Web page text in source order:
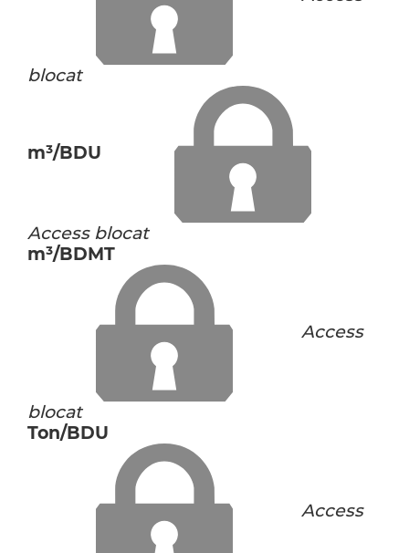
blocat
m³/BDU
Access blocat
m³/BDMT
Access
blocat
Ton/BDU
Access